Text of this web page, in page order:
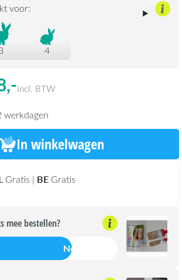
voor:
4
incl. BTW
werkdagen
In winkelwagen
Gratis | BE Gratis
mee bestellen?
Nee